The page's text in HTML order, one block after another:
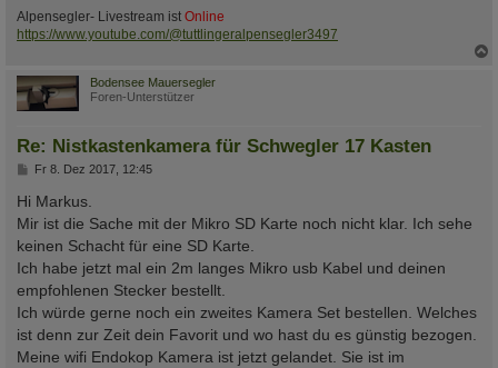
Alpensegler- Livestream ist Online
https://www.youtube.com/@tuttlingeralpensegler3497
Bodensee Mauersegler
Foren-Unterstützer
Re: Nistkastenkamera für Schwegler 17 Kasten
B
i
t
r
a
g
Fr 8. Dez 2017, 12:45
Hi Markus.
Mir ist die Sache mit der Mikro SD Karte noch nicht klar. Ich sehe
keinen Schacht für eine SD Karte.
Ich habe jetzt mal ein 2m langes Mikro usb Kabel und deinen
empfohlenen Stecker bestellt.
Ich würde gerne noch ein zweites Kamera Set bestellen. Welches
ist denn zur Zeit dein Favorit und wo hast du es günstig bezogen.
Meine wifi Endokop Kamera ist jetzt gelandet. Sie ist im